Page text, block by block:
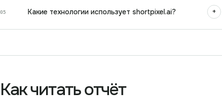
05 Какие технологии использует shortpixel.ai? +
Как читать отчёт